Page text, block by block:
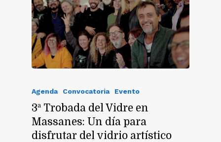
Agenda Convocatoria Evento
3ª Trobada del Vidre en
Massanes: Un día para
disfrutar del vidrio artístico